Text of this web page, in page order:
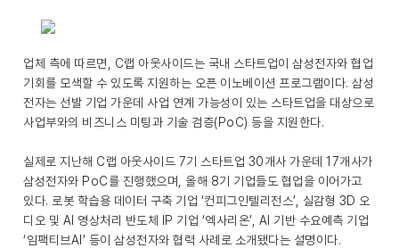
업체 측에 따르면, C랩 아웃사이드는 국내 스타트업이 삼성전자와 협업
기회를 모색할 수 있도록 지원하는 오픈 이노베이션 프로그램이다. 삼성
전자는 선발 기업 가운데 사업 연계 가능성이 있는 스타트업을 대상으로
사업부와의 비즈니스 미팅과 기술 검증(PoC) 등을 지원한다.
실제로 지난해 C랩 아웃사이드 7기 스타트업 30개사 가운데 17개사가
삼성전자와 PoC를 진행했으며, 올해 8기 기업들도 협업을 이어가고
있다. 로봇 학습용 데이터 구축 기업 ‘컨피그인텔리전스’, 실감형 3D 오
디오 및 AI 영상처리 반도체 IP 기업 ‘엑사리온’, AI 기반 수요예측 기업
‘임팩티브AI’ 등이 삼성전자와 협력 사례로 소개됐다는 설명이다.